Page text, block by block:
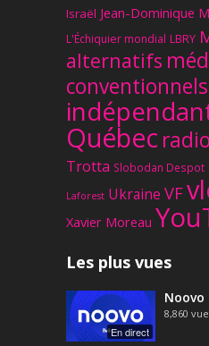
Israël Jean-Dominique
L'Échiquier mondial LBRY
alternatifs
conventionnels
Québec radio
Trotta Slobodan Despot
Laforest Ukraine VF
Xavier Moreau
Les plus vues
En direct
Noovo
8,860